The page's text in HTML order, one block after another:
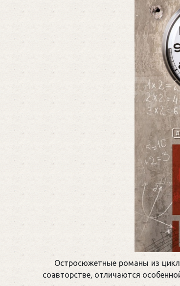
Остросюжетные романы из
соавторстве, отличаются